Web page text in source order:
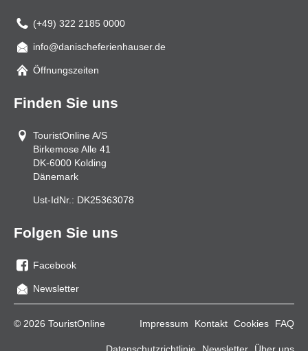
(+49) 322 2185 0000
Mail
info@danischeferienhauser.de
Öffnungszeiten
Finden Sie uns
TouristOnline A/S
Birkemose Alle 41
DK-6000 Kolding
Dänemark
Ust-IdNr.: DK25363078
Folgen Sie uns
Sie
uns
Facebook
Newsletter
© 2026 TouristOnline Impressum Kontakt Cookies FAQ